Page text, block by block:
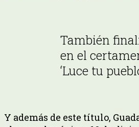
También
en el
‘Luce tu
Y además de este título,